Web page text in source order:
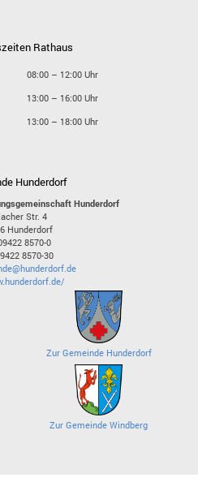
Rathaus
08:00 – 12:00 Uhr
13:00 – 16:00 Uhr
13:00 – 18:00 Uhr
Hunderdorf
Hunderdorf
Str. 4
Hunderdorf
8570-0
8570-30
Zur Gemeinde Hunderdorf
Zur Gemeinde Windberg